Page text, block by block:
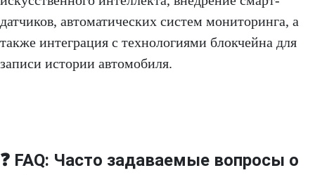
датчиков, автоматических систем мониторинга, а
также интеграция с технологиями блокчейна для
записи истории автомобиля.
❓ FAQ: Часто задаваемые вопросы о